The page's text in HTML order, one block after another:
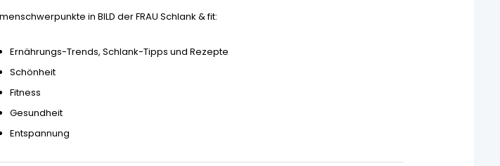
in BILD der FRAU Schlank & fit:
Ernährungs-Trends, Schlank-Tipps und Rezepte
Schönheit
Fitness
Gesundheit
Entspannung